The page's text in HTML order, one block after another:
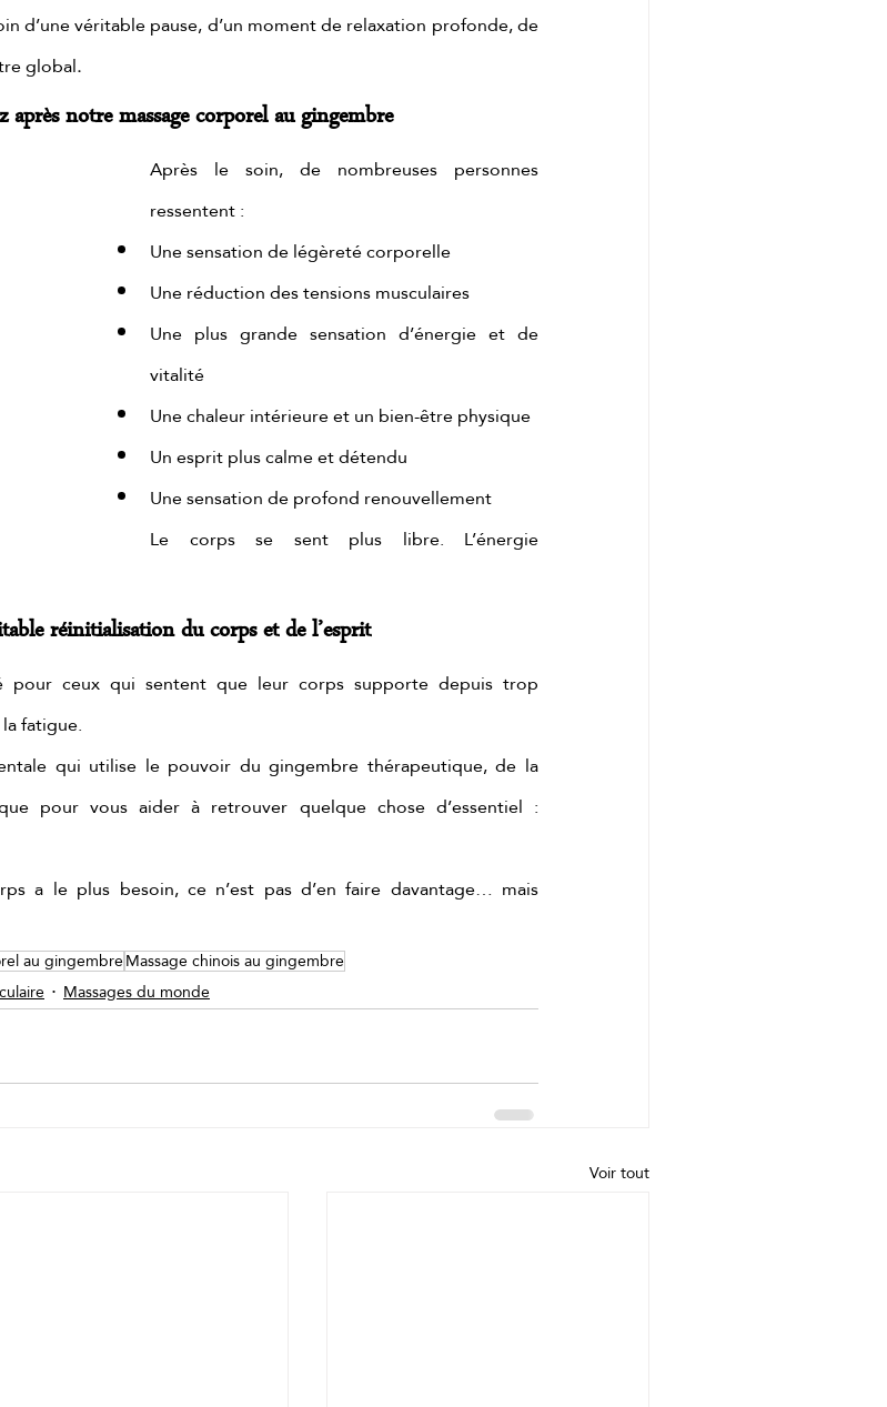
d’une véritable pause, d’un moment de relaxation profonde, de
global.
après notre massage corporel au gingembre
Après le soin, de nombreuses personnes
ressentent :
Une sensation de légèreté corporelle
Une réduction des tensions musculaires
Une plus grande sensation d’énergie et de
vitalité
Une chaleur intérieure et un bien-être physique
Un esprit plus calme et détendu
Une sensation de profond renouvellement
Le corps se sent plus libre. L’énergie
réinitialisation du corps et de l’esprit
pour ceux qui sentent que leur corps supporte depuis trop
fatigue.
qui utilise le pouvoir du gingembre thérapeutique, de la
pour vous aider à retrouver quelque chose d’essentiel :
a le plus besoin, ce n’est pas d’en faire davantage… mais
au gingembreMassage chinois au gingembre
Massages du monde
Voir tout